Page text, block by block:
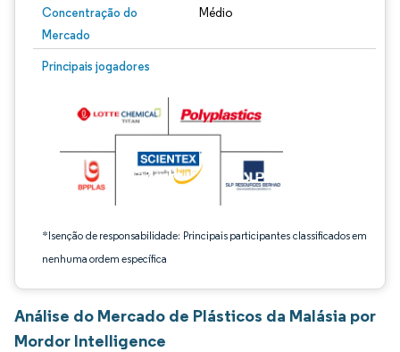
Concentração do
Mercado
Médio
Principais jogadores
*Isenção de responsabilidade: Principais participantes classificados em
nenhuma ordem específica
Imagem © Mordor Intelligence. O reuso requer atribuição conforme CC BY 4.0.
Análise do Mercado de Plásticos da Malásia por
Mordor Intelligence